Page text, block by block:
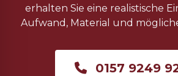
erhalten Sie eine realistische
Aufwand, Material und
0157 9249